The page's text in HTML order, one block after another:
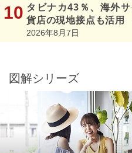
タビナカ43％、海外
貨店の現地接点も活
2026年8月7日
図解シリーズ